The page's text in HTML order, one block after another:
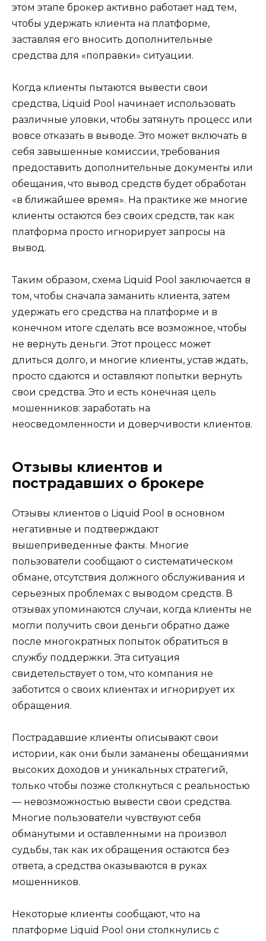
этом этапе брокер активно работает над тем,
чтобы удержать клиента на платформе,
заставляя его вносить дополнительные
средства для «поправки» ситуации.
Когда клиенты пытаются вывести свои
средства, Liquid Pool начинает использовать
различные уловки, чтобы затянуть процесс или
вовсе отказать в выводе. Это может включать в
себя завышенные комиссии, требования
предоставить дополнительные документы или
обещания, что вывод средств будет обработан
«в ближайшее время». На практике же многие
клиенты остаются без своих средств, так как
платформа просто игнорирует запросы на
вывод.
Таким образом, схема Liquid Pool заключается в
том, чтобы сначала заманить клиента, затем
удержать его средства на платформе и в
конечном итоге сделать все возможное, чтобы
не вернуть деньги. Этот процесс может
длиться долго, и многие клиенты, устав ждать,
просто сдаются и оставляют попытки вернуть
свои средства. Это и есть конечная цель
мошенников: заработать на
неосведомленности и доверчивости клиентов.
Отзывы клиентов и
пострадавших о брокере
Отзывы клиентов о Liquid Pool в основном
негативные и подтверждают
вышеприведенные факты. Многие
пользователи сообщают о систематическом
обмане, отсутствия должного обслуживания и
серьезных проблемах с выводом средств. В
отзывах упоминаются случаи, когда клиенты не
могли получить свои деньги обратно даже
после многократных попыток обратиться в
службу поддержки. Эта ситуация
свидетельствует о том, что компания не
заботится о своих клиентах и игнорирует их
обращения.
Пострадавшие клиенты описывают свои
истории, как они были заманены обещаниями
высоких доходов и уникальных стратегий,
только чтобы позже столкнуться с реальностью
— невозможностью вывести свои средства.
Многие пользователи чувствуют себя
обманутыми и оставленными на произвол
судьбы, так как их обращения остаются без
ответа, а средства оказываются в руках
мошенников.
Некоторые клиенты сообщают, что на
платформе Liquid Pool они столкнулись с